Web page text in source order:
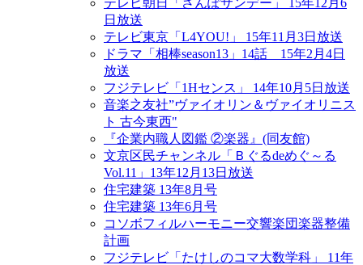
テレビ朝日「さんぽサンデー」 15年12月6
日放送
テレビ東京「L4YOU!」 15年11月3日放送
ドラマ「相棒season13」14話 15年2月4日
放送
フジテレビ「1Hセンス」 14年10月5日放送
音楽之友社”ヴァイオリン＆ヴァイオリニス
ト 古今東西"
『企業内職人図鑑 ②楽器』(同友館)
文京区民チャンネル「Ｂぐるdeめぐ～る
Vol.11」13年12月13日放送
住宅建築 13年8月号
住宅建築 13年6月号
コソボフィルハーモニー交響楽団楽器整備
計画
フジテレビ「たけしのコマ大数学科」 11年